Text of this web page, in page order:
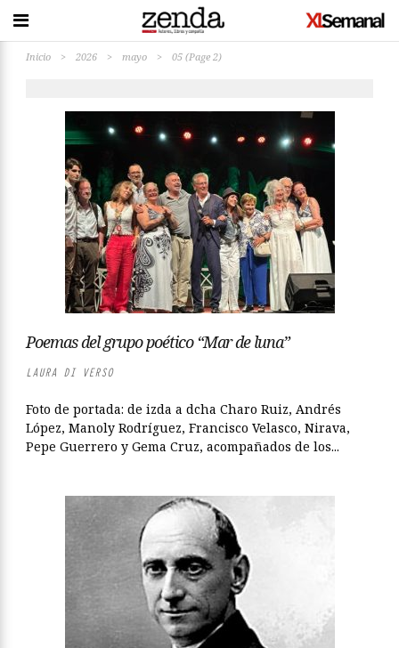
Inicio > 2026 > mayo > 05 (Page 2)
Poemas del grupo poético “Mar de luna”
LAURA DI VERSO
Foto de portada: de izda a dcha Charo Ruiz, Andrés
López, Manoly Rodríguez, Francisco Velasco, Nirava,
Pepe Guerrero y Gema Cruz, acompañados de los...